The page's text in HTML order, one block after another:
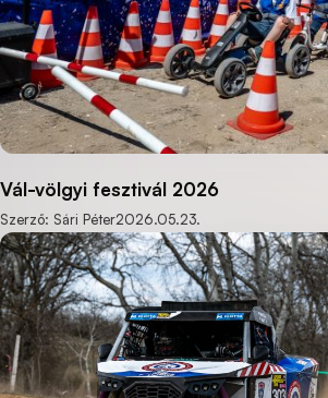
Vál-völgyi fesztivál 2026
Szerző: Sári Péter2026.05.23.